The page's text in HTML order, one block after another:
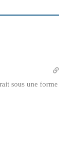
sous une forme